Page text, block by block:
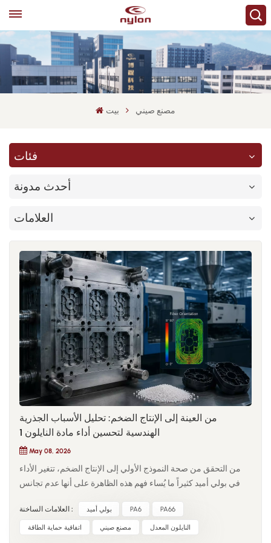
بيت مصنع صيني
فئات
أحدث مدونة
العلامات
من العينة إلى الإنتاج الضخم: تحليل الأسباب الجذرية
الهندسية لتحسين أداء مادة النايلون 1
May 08, 2026
من التحقق من صحة النموذج الأولي إلى الإنتاج الضخم، تتغير الأداء
في بولي أميد كثيراً ما يُساء فهم هذه الظاهرة على أنها عدم تجانس
في بيئات المختبرات المُحكمة، تُنتج العينات المقولبة بالحقن في ظل
ظروف تجفيف مستقرة، وقص منخفض، ودرجات حرارة مثالية
العلامات الساخنة : بولي أميد PA6 PA66
اتفاقية حماية الطاقة مصنع صيني النايلون المعدل